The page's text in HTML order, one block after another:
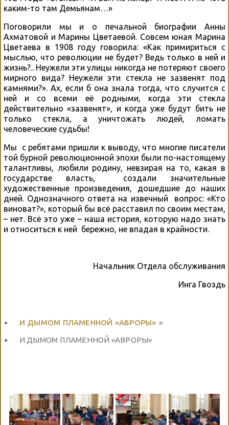
каким-то там Демьянам…»
Поговорили мы и о печальной биографии Анны
Ахматовой и Марины Цветаевой. Совсем юная Марина
Цветаева в 1908 году говорила: «Как примириться с
мыслью, что революции не будет? Ведь только в ней и
жизнь?.. Неужели эти улицы никогда не потеряют своего
мирного вида? Неужели эти стекла не зазвенят под
камнями?». Ах, если б она знала тогда, что случится с
ней и со всеми её родными, когда эти стекла
действительно «зазвенят», и когда уже будут бить не
только стекла, а уничтожать людей, ломать
человеческие судьбы!
Мы с ребятами пришли к выводу, что многие писатели
той бурной революционной эпохи были по-настоящему
талантливы, любили родину, невзирая на то, какая в
государстве власть, создали значительные
художественные произведения, дошедшие до наших
дней. Однозначного ответа на извечный вопрос: «Кто
виноват?», который бы всё расставил по своим местам,
– нет. Всё это уже – наша история, которую надо знать
и относиться к ней бережно, не впадая в крайности.
Начальник Отдела обслуживания
Инга Гвоздь
И ДЫМОМ ПЛАМЕННОЙ «АВРОРЫ» »
И ДЫМОМ ПЛАМЕННОЙ «АВРОРЫ»